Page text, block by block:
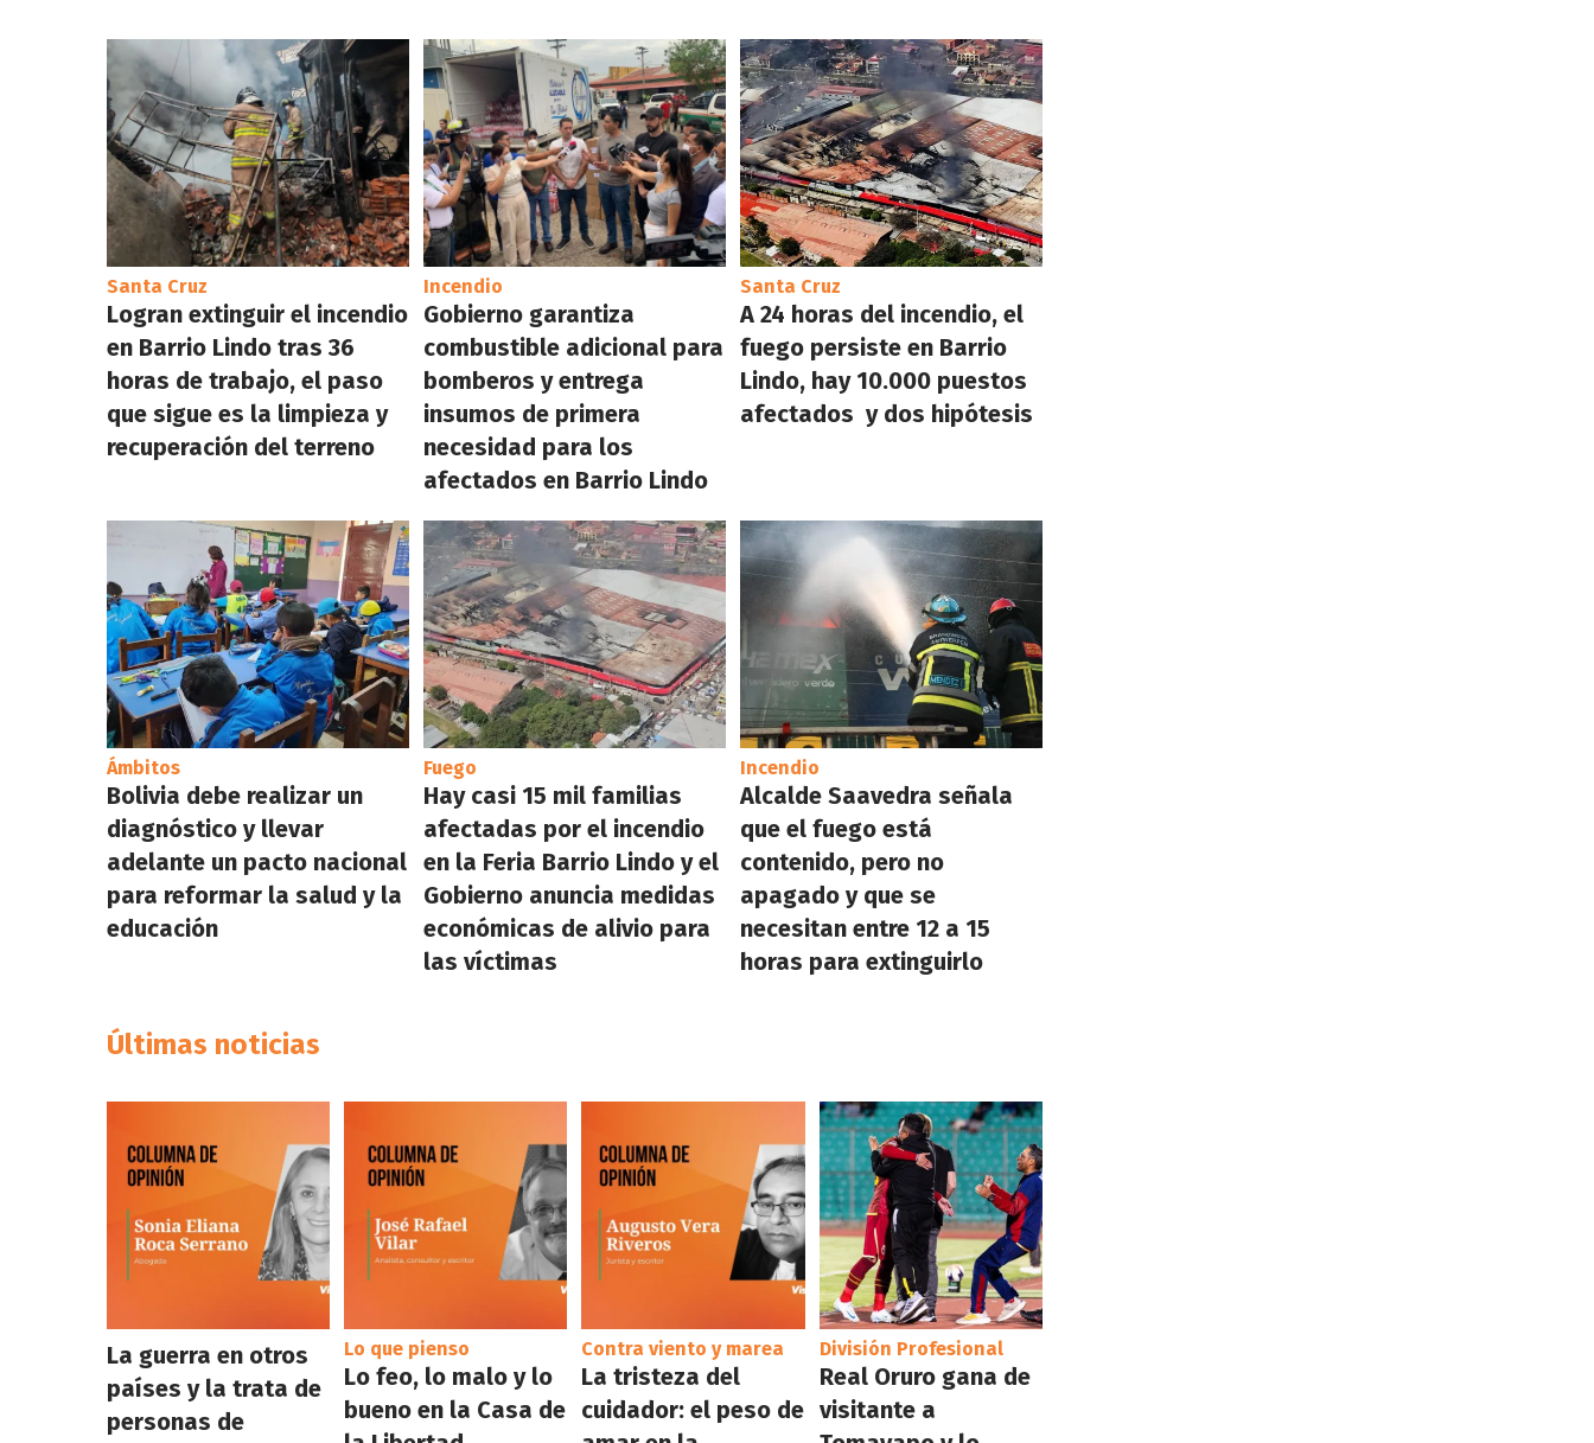
Santa Cruz
Logran extinguir el incendio
en Barrio Lindo tras 36
horas de trabajo, el paso
que sigue es la limpieza y
recuperación del terreno
Incendio
Gobierno garantiza
combustible adicional para
bomberos y entrega
insumos de primera
necesidad para los
afectados en Barrio Lindo
Santa Cruz
A 24 horas del incendio, el
fuego persiste en Barrio
Lindo, hay 10.000 puestos
afectados y dos hipótesis
Ámbitos
Bolivia debe realizar un
diagnóstico y llevar
adelante un pacto nacional
para reformar la salud y la
educación
Fuego
Hay casi 15 mil familias
afectadas por el incendio
en la Feria Barrio Lindo y el
Gobierno anuncia medidas
económicas de alivio para
las víctimas
Incendio
Alcalde Saavedra señala
que el fuego está
contenido, pero no
apagado y que se
necesitan entre 12 a 15
horas para extinguirlo
Últimas noticias
La guerra en otros
países y la trata de
personas de
Lo que pienso
Lo feo, lo malo y lo
bueno en la Casa de
Contra viento y marea
La tristeza del
cuidador: el peso de
División Profesional
Real Oruro gana de
visitante a